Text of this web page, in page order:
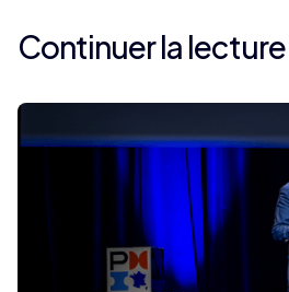
Continuer la lecture